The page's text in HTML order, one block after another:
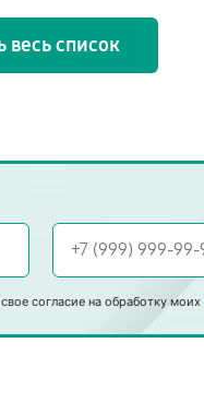
весь список
согласие на обработку моих